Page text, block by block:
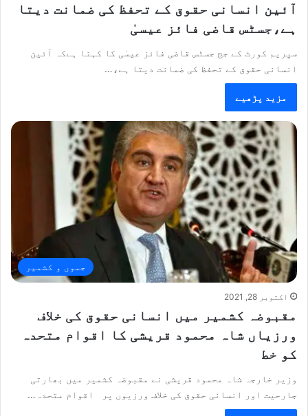
آئین انسانی حقوق کے تحفظ کی ضمانت دیتا
ہے،جسٹس قاضی فائز عیسیٰ
سپریم کورٹ کے جج جسٹس قاضی فائز عیسٰی کا کہنا ہےکہ آئین
انسانی حقوق کے تحفظ کی ضمانت دیتا ہے،…
مزید پڑھیے
جموں و کشمیر
اکتوبر 28, 2021
مقبوضہ کشمیر میں انسانی حقوق کی خلاف
ورزیاں شاہ محمود قریشی کا اقوام متحدہ
کو خط
وزیر خارجہ شاہ محمود قریشی نے مقبوضہ کشمیر میں بھارتی
جارحیت اور انسانی حقوق کی خلاف ورزیوں پر اقوام متحدہ…